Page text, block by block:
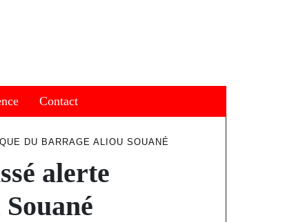
Contact
DU BARRAGE ALIOU SOUANÉ
alerte